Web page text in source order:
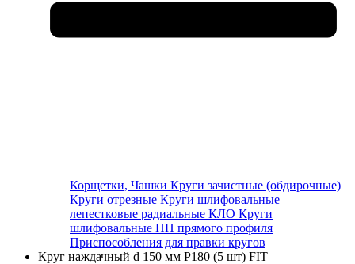
Корщетки, Чашки Круги зачистные (обдирочные)
Круги отрезные Круги шлифовальные
лепестковые радиальные КЛО Круги
шлифовальные ПП прямого профиля
Приспособления для правки кругов
Круг наждачный d 150 мм Р180 (5 шт) FIT